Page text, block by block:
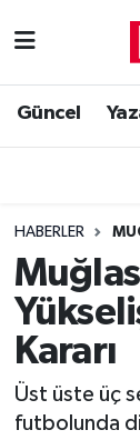
Güncel
HABERLER
Kararı
Üst üste üç
futbolunda
Güncel
Magazin
Muğla
Siyaset
Muğla
Muğla
Süper
Tüm
Son